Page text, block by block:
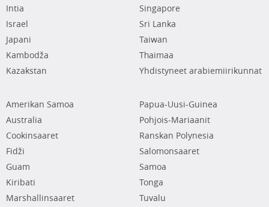
Intia
Israel
Japani
Kambodža
Kazakstan
Singapore
Sri Lanka
Taiwan
Thaimaa
Yhdistyneet arabiemiirikunnat
Amerikan Samoa
Australia
Cookinsaaret
Fidži
Guam
Kiribati
Marshallinsaaret
Papua-Uusi-Guinea
Pohjois-Mariaanit
Ranskan Polynesia
Salomonsaaret
Samoa
Tonga
Tuvalu